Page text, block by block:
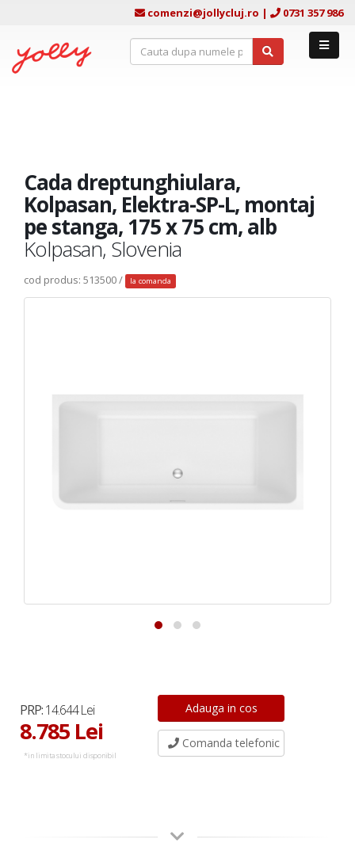
comenzi@jollycluj.ro | 0731 357 986
Cada dreptunghiulara,
Kolpasan, Elektra-SP-L, montaj
pe stanga, 175 x 75 cm, alb
Kolpasan, Slovenia
cod produs: 513500 / la comanda
PRP:14.644 Lei
8.785 Lei
*in limita stocului disponibil
Comanda telefonic